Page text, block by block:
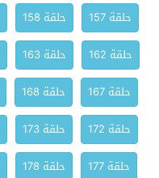
حلقة 157
حلقة 158
حلقة 162
حلقة 163
حلقة 167
حلقة 168
حلقة 172
حلقة 173
حلقة 177
حلقة 178